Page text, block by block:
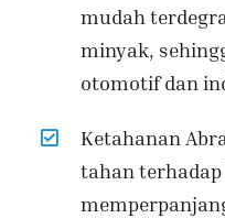
mudah
minyak,
otomotif dan
Ketahanan
tahan terhadap